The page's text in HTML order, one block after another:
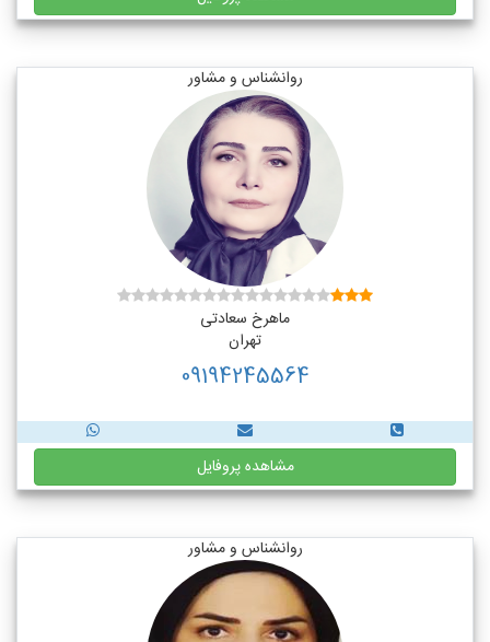
روانشناس و مشاور
ماهرخ سعادتی
تهران
09194245564
مشاهده پروفایل
روانشناس و مشاور